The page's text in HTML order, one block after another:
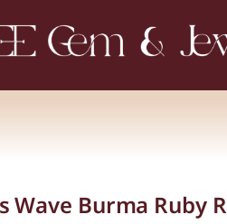
Wave Burma Ruby